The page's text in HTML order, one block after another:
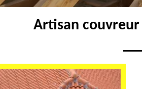
Artisan couvreur